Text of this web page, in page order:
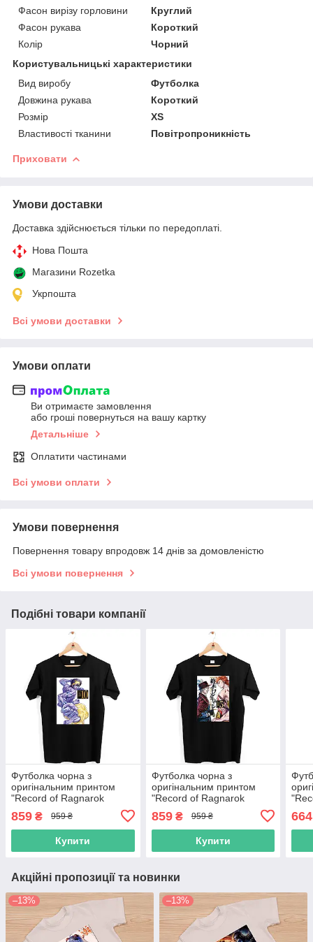
Фасон вирізу горловини
Круглий
Фасон рукава
Короткий
Колір
Чорний
Користувальницькі характеристики
Вид виробу
Футболка
Довжина рукава
Короткий
Розмір
XS
Властивості тканини
Повітропроникність
Приховати
Умови доставки
Доставка здійснюється тільки по передоплаті.
Нова Пошта
Магазини Rozetka
Укрпошта
Всі умови доставки
Умови оплати
Ви отримаєте замовлення
або гроші повернуться на вашу картку
Детальніше
Оплатити частинами
Всі умови оплати
Умови повернення
Повернення товару впродовж 14 днів за домовленістю
Всі умови повернення
Подібні товари компанії
Футболка чорна з
оригінальним принтом
"Record of Ragnarok
Shiva Шива" Push IT
859 ₴ 959 ₴
Купити
Футболка чорна з
оригінальним принтом
"Record of Ragnarok
Геракл Джек
Потрошитель" Push IT
859₴ 959 ₴
Купити
664
Акційні пропозиції та новинки
–13% –13%